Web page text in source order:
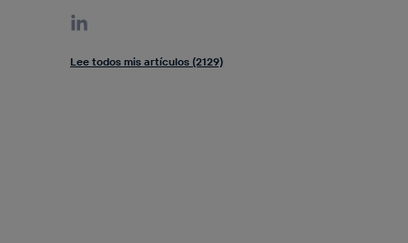
Lee todos mis artículos (2129)